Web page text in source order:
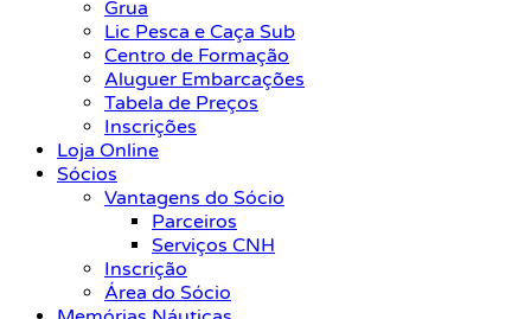
Grua
Lic Pesca e Caça Sub
Centro de Formação
Aluguer Embarcações
Tabela de Preços
Inscrições
Loja Online
Sócios
Vantagens do Sócio
Parceiros
Serviços CNH
Inscrição
Área do Sócio